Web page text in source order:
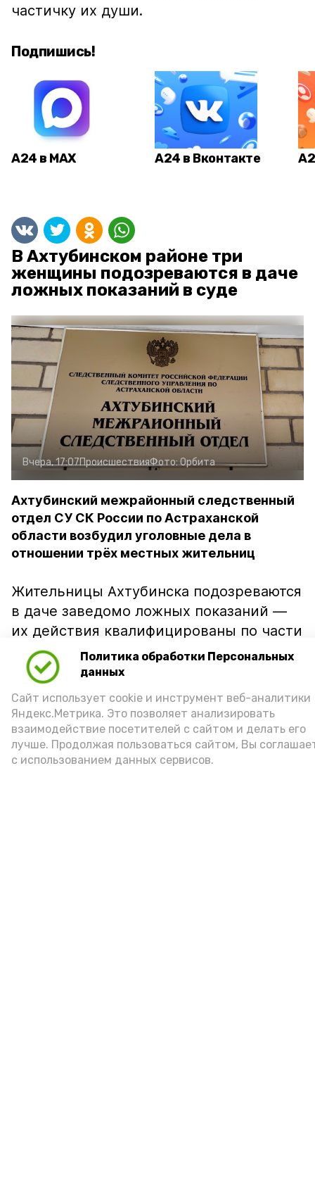
Политика обработки Персональных
данных
Сайт использует cookie и инструмент веб-аналитики
Яндекс.Метрика. Это позволяет анализировать
взаимодействие посетителей с сайтом и делать его
лучше. Продолжая пользоваться сайтом, Вы
с использованием данных сервисов.
частичку их души.
Подпишись!
А24 в MAX А24 в Вконтакте
В Ахтубинском районе три
женщины подозреваются в даче
ложных показаний в суде
Вчера, 17:07ПроисшествияФото:Орбита
Ахтубинский межрайонный следственный
отдел СУ СК России по Астраханской
области возбудил уголовные дела в
отношении трёх местных жительниц
Жительницы Ахтубинска подозреваются
в даче заведомо ложных показаний —
их действия квалифицированы по части
1 статьи 307 УК РФ.
Как установило следствие, инцидент
произошёл в декабре 2025 года.
Подозреваемые выступали в качестве
свидетелей по уголовному делу
о преступлениях против половой